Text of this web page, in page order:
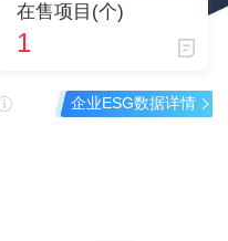
在售项目(个)
1
企业ESG数据详情